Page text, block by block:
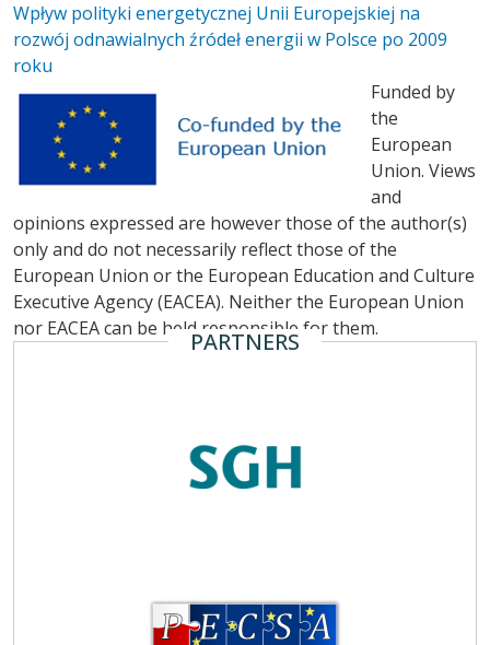
Wpływ polityki energetycznej Unii Europejskiej na
rozwój odnawialnych źródeł energii w Polsce po 2009
roku
Funded by
the
European
Union. Views
and
opinions expressed are however those of the author(s)
only and do not necessarily reflect those of the
European Union or the European Education and Culture
Executive Agency (EACEA). Neither the European Union
nor EACEA can be held responsible for them.
PARTNERS